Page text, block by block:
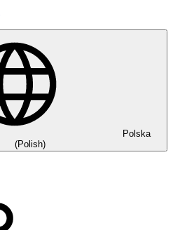
Polska
(Polish)